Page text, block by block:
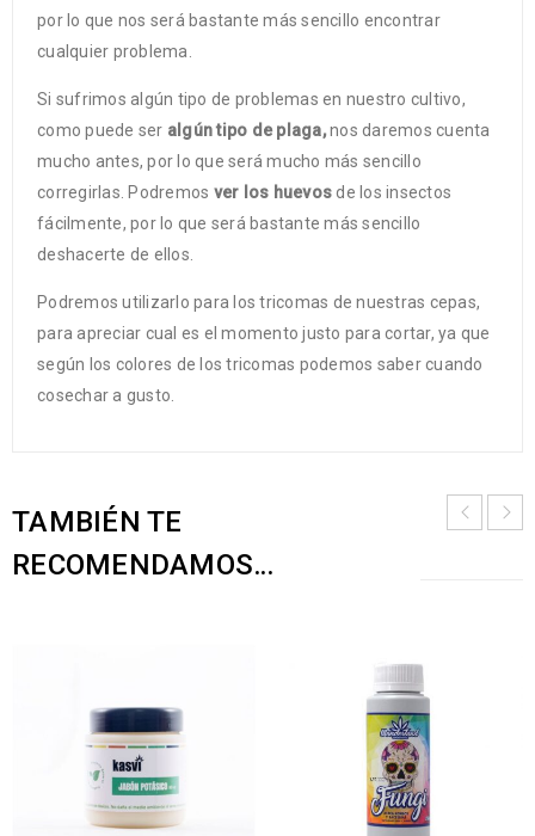
por lo que nos será bastante más sencillo encontrar
cualquier problema.
Si sufrimos algún tipo de problemas en nuestro cultivo,
como puede ser algún tipo de plaga,nos daremos cuenta
mucho antes, por lo que será mucho más sencillo
corregirlas. Podremos ver los huevos de los insectos
fácilmente, por lo que será bastante más sencillo
deshacerte de ellos.
Podremos utilizarlo para los tricomas de nuestras cepas,
para apreciar cual es el momento justo para cortar, ya que
según los colores de los tricomas podemos saber cuando
cosechar a gusto.
TAMBIÉN TE
RECOMENDAMOS…